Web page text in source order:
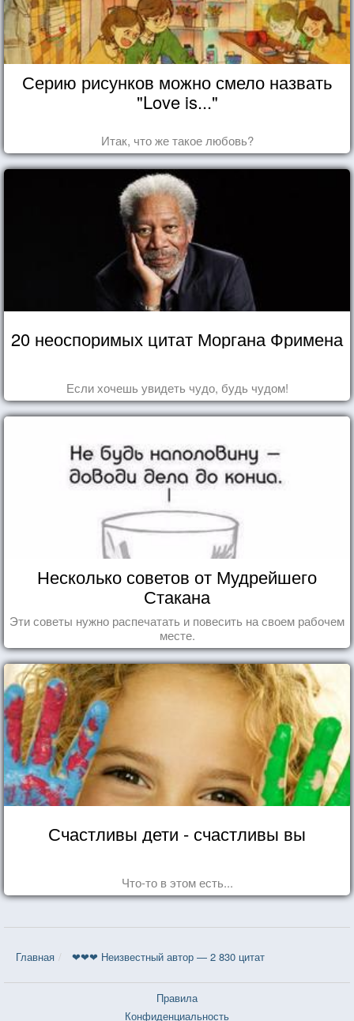
Серию рисунков можно смело назвать
"Love is..."
Итак, что же такое любовь?
20 неоспоримых цитат Моргана Фримена
Если хочешь увидеть чудо, будь чудом!
Несколько советов от Мудрейшего
Стакана
Эти советы нужно распечатать и повесить на своем рабочем
месте.
Счастливы дети - счастливы вы
Что-то в этом есть...
Главная ❤❤❤ Неизвестный автор — 2 830 цитат
Правила
Конфиденциальность